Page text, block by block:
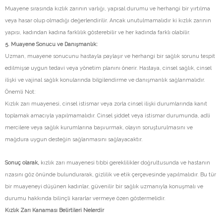
Muayene sırasında kızlık zarının varlığı, yapısal durumu ve herhangi bir yırtılma
veya hasar olup olmadığı değerlendirilir. Ancak unutulmamalıdır ki kızlık zarının
yapısı, kadından kadına farklılık gösterebilir ve her kadında farklı olabilir.
5. Muayene Sonucu ve Danışmanlık:
Uzman, muayene sonucunu hastayla paylaşır ve herhangi bir sağlık sorunu tespit
edilmişse uygun tedavi veya yönetim planını önerir. Hastaya, cinsel sağlık, cinsel
ilişki ve vajinal sağlık konularında bilgilendirme ve danışmanlık sağlanmalıdır.
Önemli Not:
Kızlık zarı muayenesi, cinsel istismar veya zorla cinsel ilişki durumlarında kanıt
toplamak amacıyla yapılmamalıdır. Cinsel şiddet veya istismar durumunda, adli
mercilere veya sağlık kurumlarına başvurmak, olayın soruşturulmasını ve
mağdura uygun desteğin sağlanmasını sağlayacaktır.
Sonuç olarak, kızlık zarı muayenesi tıbbi gereklilikler doğrultusunda ve hastanın
rızasını göz önünde bulundurarak, gizlilik ve etik çerçevesinde yapılmalıdır. Bu tür
bir muayeneyi düşünen kadınlar, güvenilir bir sağlık uzmanıyla konuşmalı ve
durumu hakkında bilinçli kararlar vermeye özen göstermelidir.
Kızlık Zarı Kanaması Belirtileri Nelerdir